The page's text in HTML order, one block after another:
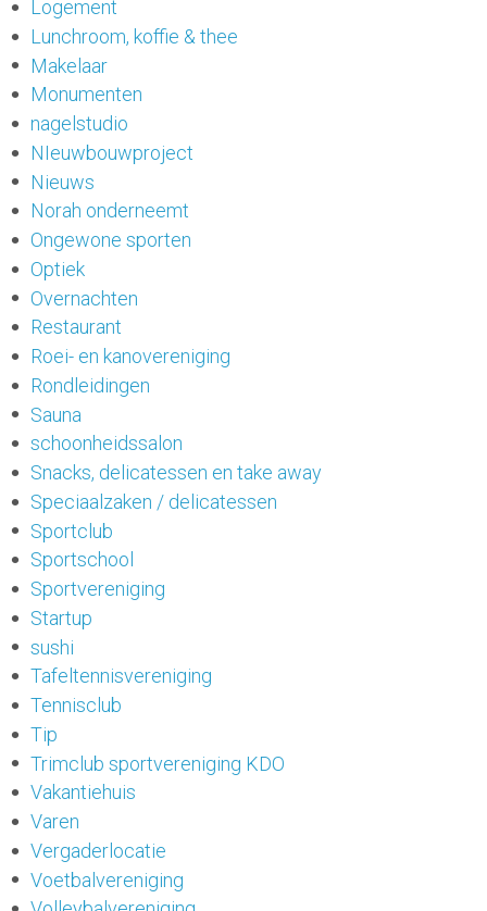
Logement
Lunchroom, koffie & thee
Makelaar
Monumenten
nagelstudio
NIeuwbouwproject
Nieuws
Norah onderneemt
Ongewone sporten
Optiek
Overnachten
Restaurant
Roei- en kanovereniging
Rondleidingen
Sauna
schoonheidssalon
Snacks, delicatessen en take away
Speciaalzaken / delicatessen
Sportclub
Sportschool
Sportvereniging
Startup
sushi
Tafeltennisvereniging
Tennisclub
Tip
Trimclub sportvereniging KDO
Vakantiehuis
Varen
Vergaderlocatie
Voetbalvereniging